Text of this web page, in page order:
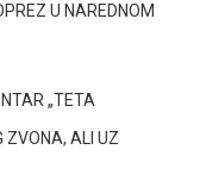
U NAREDNOM
„TETA
ZVONA, ALI UZ